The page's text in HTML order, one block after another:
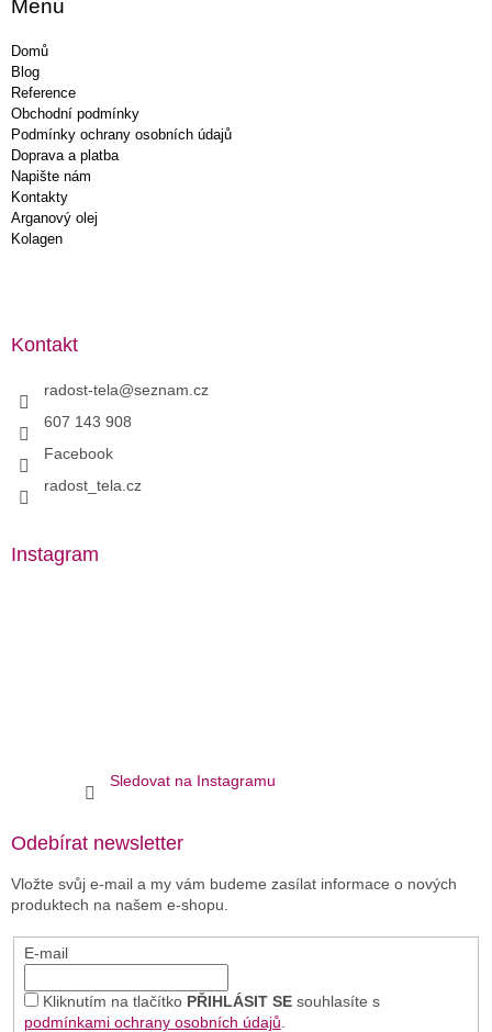
Menu
Domů
Blog
Reference
Obchodní podmínky
Podmínky ochrany osobních údajů
Doprava a platba
Napište nám
Kontakty
Arganový olej
Kolagen
Kontakt
radost-tela@seznam.cz
607 143 908
Facebook
radost_tela.cz
Instagram
Sledovat na Instagramu
Odebírat newsletter
Vložte svůj e-mail a my vám budeme zasílat informace o nových
produktech na našem e-shopu.
E-mail
Kliknutím na tlačítko PŘIHLÁSIT SEsouhlasíte s
podmínkami ochrany osobních údajů